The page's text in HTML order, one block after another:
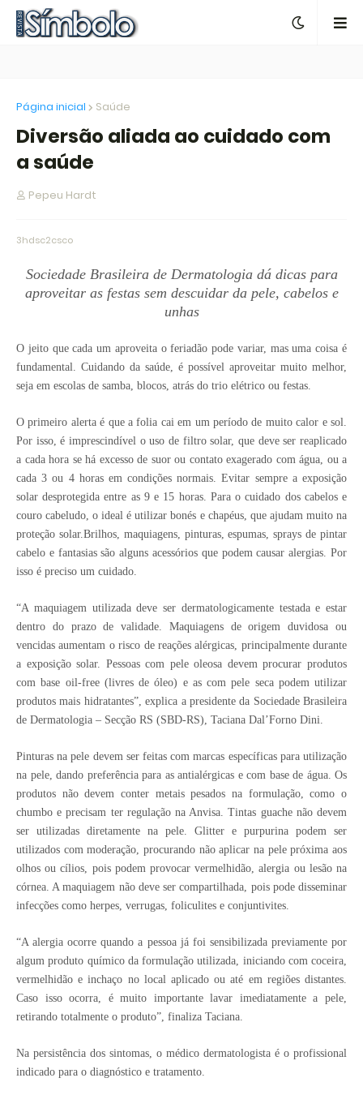
Página inicial Saúde
Diversão aliada ao cuidado com
a saúde
Pepeu Hardt
3hdsc2csco
Sociedade Brasileira de Dermatologia dá dicas para
aproveitar as festas sem descuidar da pele, cabelos e
unhas
O jeito que cada um aproveita o feriadão pode variar, mas uma coisa é
fundamental. Cuidando da saúde, é possível aproveitar muito melhor,
seja em escolas de samba, blocos, atrás do trio elétrico ou festas.
O primeiro alerta é que a folia cai em um período de muito calor e sol.
Por isso, é imprescindível o uso de filtro solar, que deve ser reaplicado
a cada hora se há excesso de suor ou contato exagerado com água, ou a
cada 3 ou 4 horas em condições normais. Evitar sempre a exposição
solar desprotegida entre as 9 e 15 horas. Para o cuidado dos cabelos e
couro cabeludo, o ideal é utilizar bonés e chapéus, que ajudam muito na
proteção solar.Brilhos, maquiagens, pinturas, espumas, sprays de pintar
cabelo e fantasias são alguns acessórios que podem causar alergias. Por
isso é preciso um cuidado.
“A maquiagem utilizada deve ser dermatologicamente testada e estar
dentro do prazo de validade. Maquiagens de origem duvidosa ou
vencidas aumentam o risco de reações alérgicas, principalmente durante
a exposição solar. Pessoas com pele oleosa devem procurar produtos
com base oil-free (livres de óleo) e as com pele seca podem utilizar
produtos mais hidratantes”, explica a presidente da Sociedade Brasileira
de Dermatologia – Secção RS (SBD-RS), Taciana Dal’Forno Dini.
Pinturas na pele devem ser feitas com marcas específicas para utilização
na pele, dando preferência para as antialérgicas e com base de água. Os
produtos não devem conter metais pesados na formulação, como o
chumbo e precisam ter regulação na Anvisa. Tintas guache não devem
ser utilizadas diretamente na pele. Glitter e purpurina podem ser
utilizados com moderação, procurando não aplicar na pele próxima aos
olhos ou cílios, pois podem provocar vermelhidão, alergia ou lesão na
córnea. A maquiagem não deve ser compartilhada, pois pode disseminar
infecções como herpes, verrugas, foliculites e conjuntivites.
“A alergia ocorre quando a pessoa já foi sensibilizada previamente por
algum produto químico da formulação utilizada, iniciando com coceira,
vermelhidão e inchaço no local aplicado ou até em regiões distantes.
Caso isso ocorra, é muito importante lavar imediatamente a pele,
retirando totalmente o produto”, finaliza Taciana.
Na persistência dos sintomas, o médico dermatologista é o profissional
indicado para o diagnóstico e tratamento.